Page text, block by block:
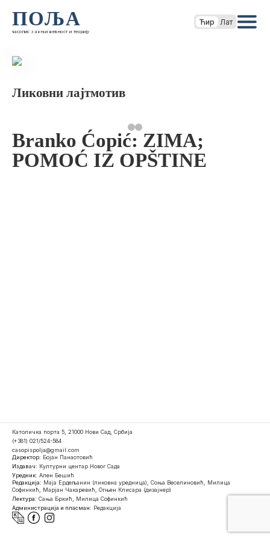
ПОЉА
часопис за књижевност и теорију
Ћир Лат
Ликовни лајтмотив
Branko Ćopić: ZIMA;
POMOĆ IZ OPŠTINE
Католичка порта 5, 21000 Нови Сад, Србија
(+381) 021/524-584
casopispolja@gmail.com
Директор: Бојан Панаотовић
Издавач: Културни центар Новог Сада
Уредник: Ален Бешић
Редакција: Маја Ердељанин (ликовна уредница), Соња Веселиновић, Милица
Софинкић, Марјан Чакаревић, Огњен Клисара (дизајнер)
Лектура: Сања Бркић, Милица Софинкић
Администрација и пласман: Редакција